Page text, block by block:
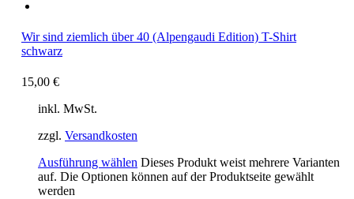
Wir sind ziemlich über 40 (Alpengaudi Edition) T-Shirt
schwarz
15,00 €
inkl. MwSt.
zzgl. Versandkosten
Ausführung wählen Dieses Produkt weist mehrere Varianten
auf. Die Optionen können auf der Produktseite gewählt
werden